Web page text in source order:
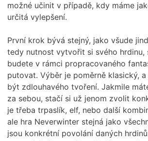
možné učinit v případě, kdy máme
určitá vylepšení.
První krok bývá stejný, jako všude
tedy nutnost vytvořit si svého hrdinu,
budete v rámci propracovaného
putovat. Výběr je poměrně klasický,
být zdlouhavého tvoření. Jakmile
za sebou, stačí si už jenom zvolit
je třeba trpaslík, elf, nebo další
ale hra Neverwinter stejná jako
jsou konkrétní povolání daných